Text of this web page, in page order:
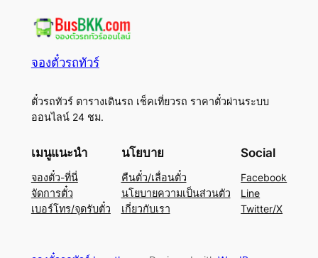
จองตั๋วรถทัวร์
ตั๋วรถทัวร์ ตารางเดินรถ เช็คเที่ยวรถ ราคาตั๋วผ่านระบบ
ออนไลน์ 24 ชม.
เมนูแนะนำ
จองตั๋ว-ที่นี่
จัดการตั๋ว
เบอร์โทร/จุดรับตั๋ว
นโยบาย
คืนตั๋ว/เลื่อนตั๋ว
นโยบายความเป็นส่วนตัว
เกี่ยวกับเรา
Social
Facebook
Line
Twitter/X